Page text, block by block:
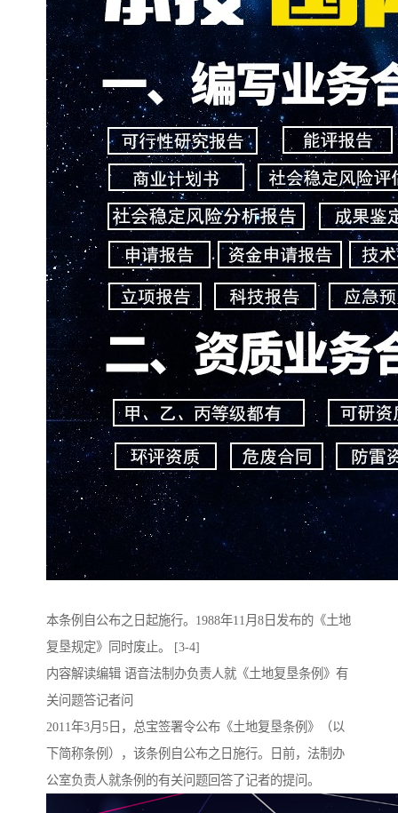
本条例自公布之日起施行。1988年11月8日发布的《土地
复垦规定》同时废止。 [3-4]
内容解读编辑 语音法制办负责人就《土地复垦条例》有
关问题答记者问
2011年3月5日，总宝签署令公布《土地复垦条例》（以
下简称条例），该条例自公布之日施行。日前，法制办
公室负责人就条例的有关问题回答了记者的提问。